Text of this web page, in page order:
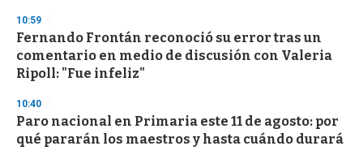
d
s
o
f
3
s
e
c
o
10:59
Fernando Frontán reconoció su error tras un
comentario en medio de discusión con Valeria
Ripoll: "Fue infeliz"
10:40
Paro nacional en Primaria este 11 de agosto: por
qué pararán los maestros y hasta cuándo durará